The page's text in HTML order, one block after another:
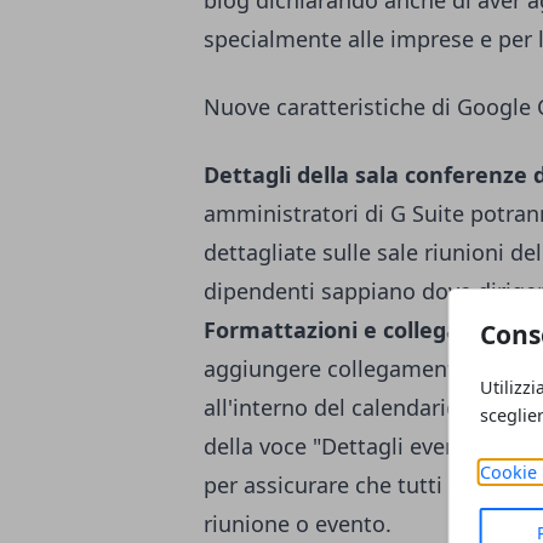
Cookie
specialmente alle imprese e
Nuove caratteristiche di Google
Dettagli della sala conferenze
amministratori di G Suite
dettagliate sulle sale riunioni
dipendenti sappiano dove
Formattazioni e collegamenti
aggiungere collegamenti a fogli
all'interno del calendario.
della voce "Dettagli evento" e
per assicurare che tutti abbiano
riunione o evento.